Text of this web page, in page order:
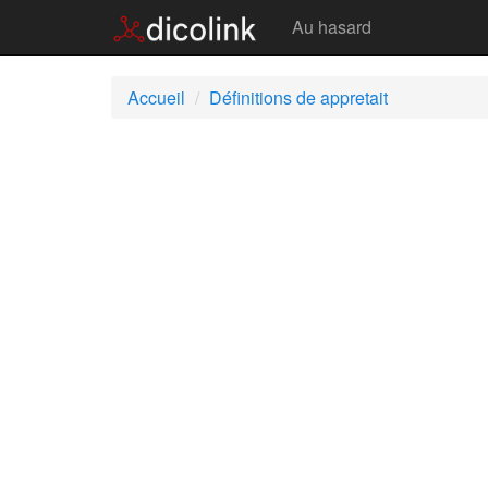
Au hasard
Accueil Définitions de appretait
Appretait